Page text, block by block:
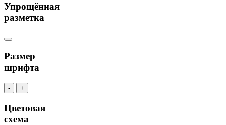
Упрощённая
разметка
Размер
шрифта
- +
Цветовая
схема